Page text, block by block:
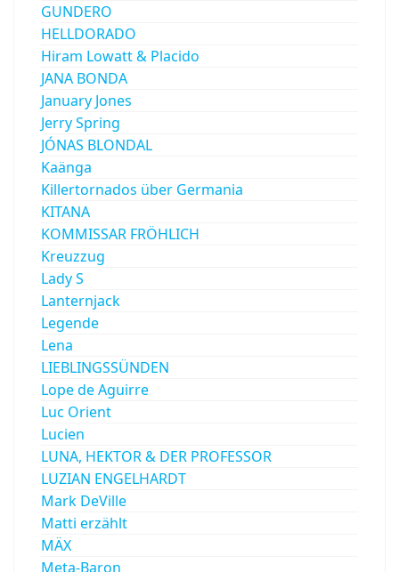
GUNDERO
HELLDORADO
Hiram Lowatt & Placido
JANA BONDA
January Jones
Jerry Spring
JÓNAS BLONDAL
Kaänga
Killertornados über Germania
KITANA
KOMMISSAR FRÖHLICH
Kreuzzug
Lady S
Lanternjack
Legende
Lena
LIEBLINGSSÜNDEN
Lope de Aguirre
Luc Orient
Lucien
LUNA, HEKTOR & DER PROFESSOR
LUZIAN ENGELHARDT
Mark DeVille
Matti erzählt
MÄX
Meta-Baron